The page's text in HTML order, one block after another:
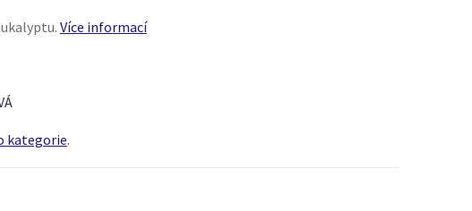
Více informací
kategorie.